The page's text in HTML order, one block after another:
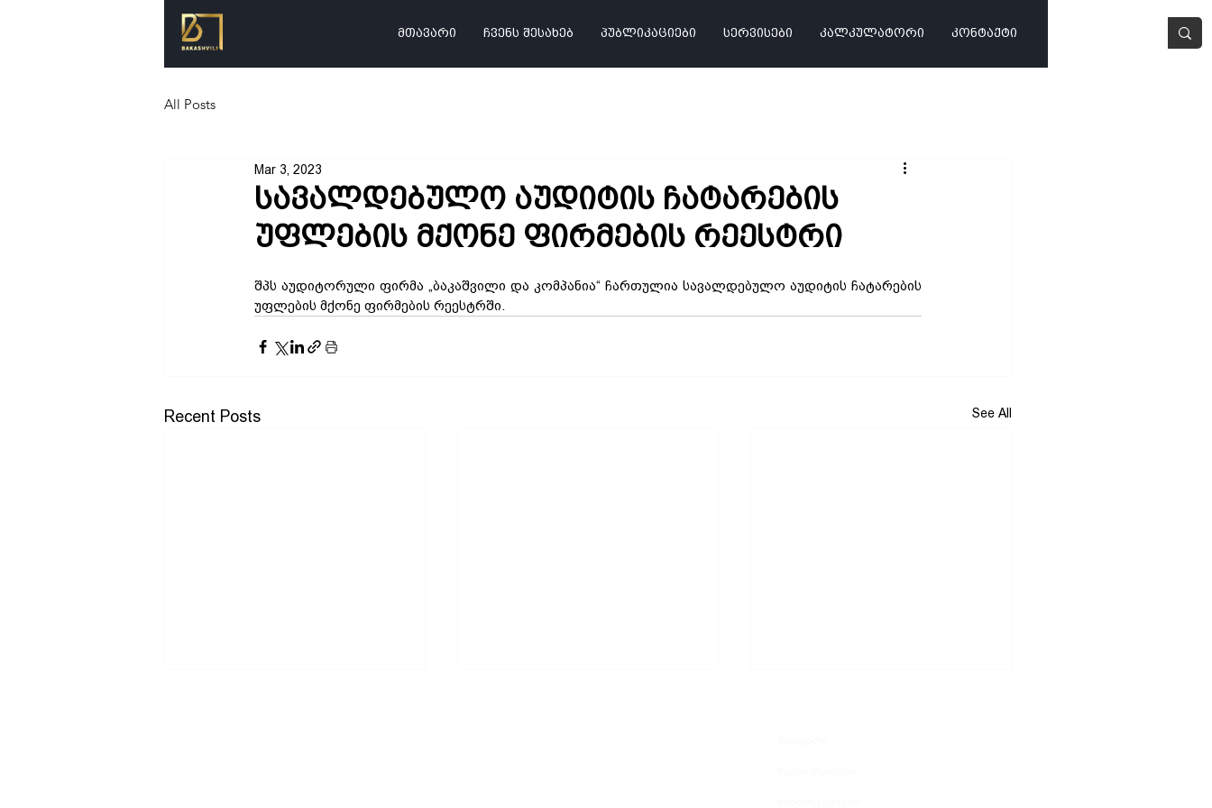
მთავარი ჩვენს შესახებ პუბლიკაციები სერვისები კალკულატორი კონტაქტი
All Posts
სავალდებულო აუდიტის ჩატარების
უფლების მქონე ფირმების რეესტრი
Mar 3, 2023
შპს აუდიტორული ფირმა „ბაკაშვილი და კომპანია“ ჩართულია სავალდებულო აუდიტის ჩატარების
უფლების მქონე ფირმების რეესტრში.
Recent Posts See All